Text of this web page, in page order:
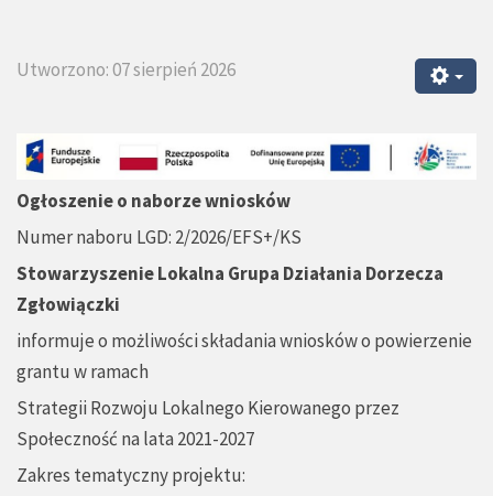
Utworzono: 07 sierpień 2026
Ogłoszenie o naborze wniosków
Numer naboru LGD: 2/2026/EFS+/KS
Stowarzyszenie Lokalna Grupa Działania Dorzecza
Zgłowiączki
informuje o możliwości składania wniosków o powierzenie
grantu w ramach
Strategii Rozwoju Lokalnego Kierowanego przez
Społeczność na lata 2021-2027
Zakres tematyczny projektu: